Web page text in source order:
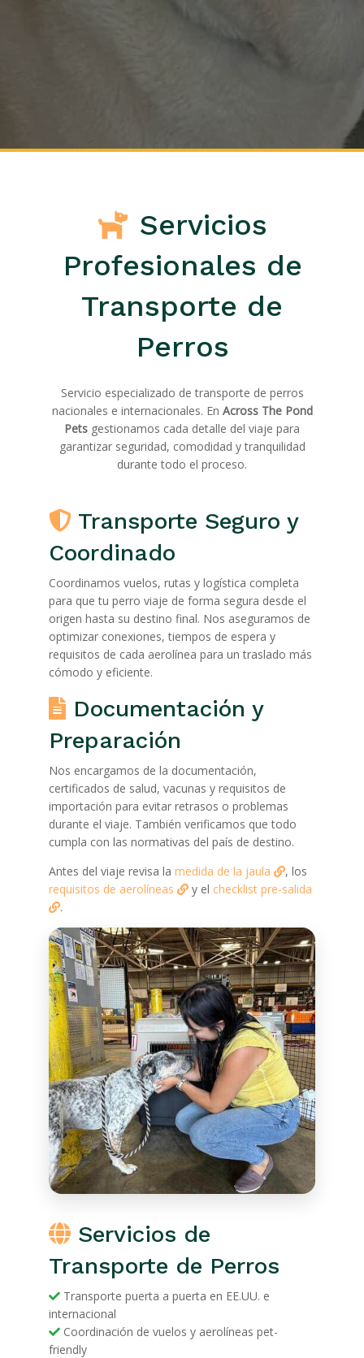
Servicios
Profesionales de
Transporte de
Perros
Servicio especializado de transporte de perros
nacionales e internacionales. En Across The Pond
Pets gestionamos cada detalle del viaje para
garantizar seguridad, comodidad y tranquilidad
durante todo el proceso.
Transporte Seguro y
Coordinado
Coordinamos vuelos, rutas y logística completa
para que tu perro viaje de forma segura desde el
origen hasta su destino final. Nos aseguramos de
optimizar conexiones, tiempos de espera y
requisitos de cada aerolínea para un traslado más
cómodo y eficiente.
Documentación y
Preparación
Nos encargamos de la documentación,
certificados de salud, vacunas y requisitos de
importación para evitar retrasos o problemas
durante el viaje. También verificamos que todo
cumpla con las normativas del país de destino.
Antes del viaje revisa la medida de la jaula
, los
requisitos de aerolíneas
y el checklist pre-salida
.
Servicios de
Transporte de Perros
Transporte puerta a puerta en EE.UU. e
internacional
Coordinación de vuelos y aerolíneas pet-
friendly